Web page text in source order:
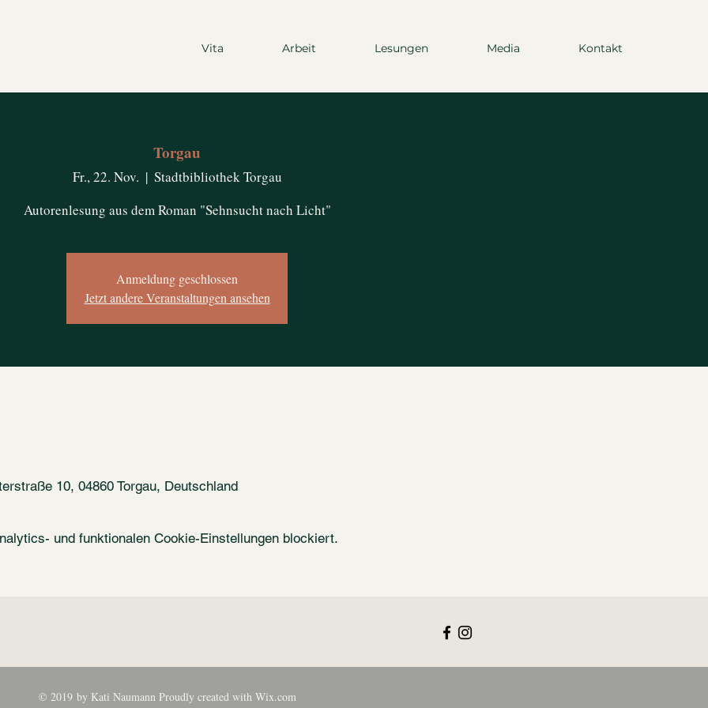
Vita Arbeit Lesungen Media Kontakt
Torgau
Fr., 22. Nov.
  |
Stadtbibliothek Torgau
Autorenlesung aus dem Roman "Sehnsucht nach Licht"
Anmeldung geschlossen
Jetzt andere Veranstaltungen ansehen
10, 04860 Torgau, Deutschland
und funktionalen Cookie-Einstellungen blockiert.
© 2019 by Kati Naumann Proudly created with Wix.com